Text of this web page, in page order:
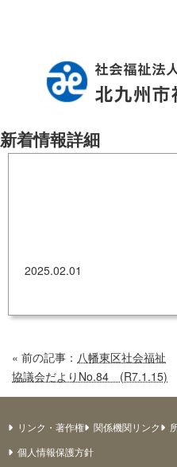
新着情報詳細
2025.02.01
« 前の記事： 八幡東区社会福祉
協議会だよりNo.84 (R7.1.15)
リンク・著作権 関係機関リンク
個人情報保護方針